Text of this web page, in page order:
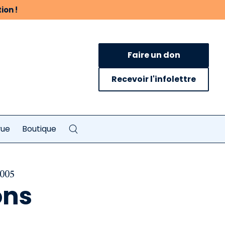
!
Faire un don
Recevoir l'infolettre
Boutique